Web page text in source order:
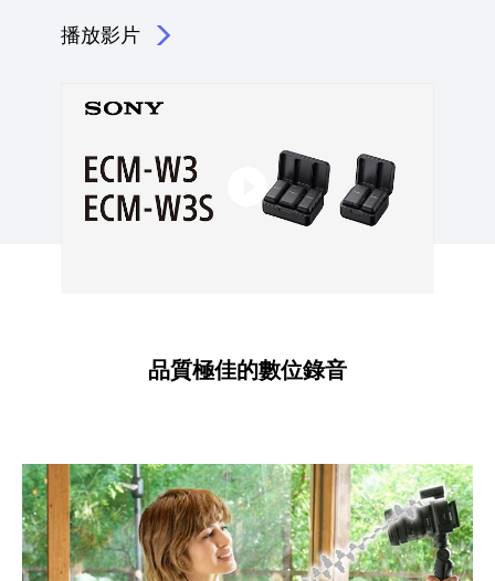
播放影片
點擊播放：ECM-W3
品質極佳的數位錄音